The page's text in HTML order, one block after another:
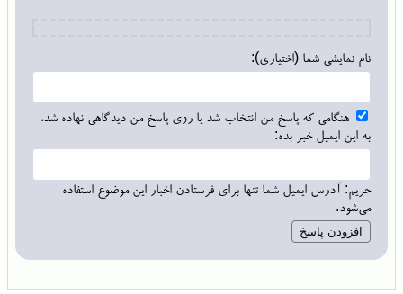
نام نمایشی شما (اختیاری):
هنگامی که پاسخ من انتخاب شد یا روی پاسخ من دیدگاهی نهاده شد،
به این ایمیل خبر بده:
حریم: آدرس ایمیل شما تنها برای فرستادن اخبار این موضوع استفاده
می‌شود.